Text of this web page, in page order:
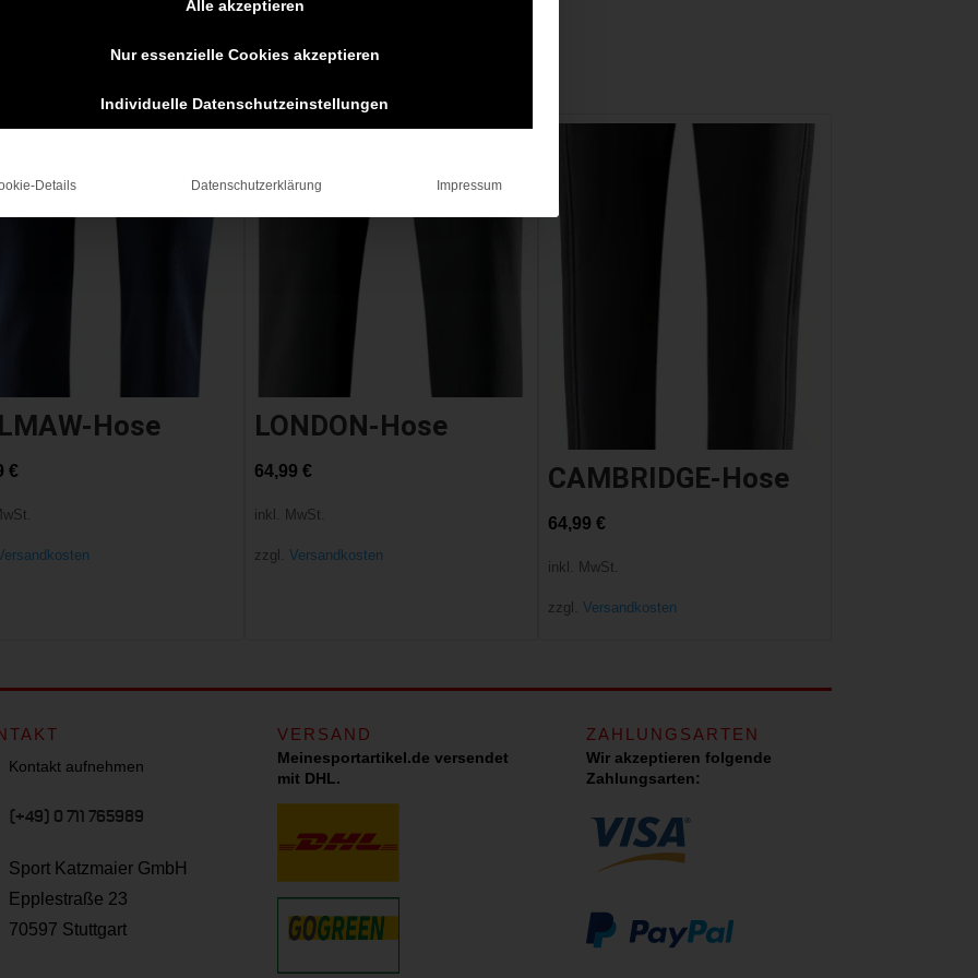
Hose
€
LONDON-Hose
64,99 €
inkl. MwSt.
zzgl. Versandkosten
CAMBRIDGE-Hose
64,99 €
inkl. MwSt.
zzgl. Versandkosten
Kontakt aufnehmen
(+49) 0 711 765989
Sport Katzmaier GmbH
Epplestraße 23
70597 Stuttgart
VERSAND
Meinesportartikel.de versendet
mit DHL.
ZAHLUNGSARTEN
Wir akzeptieren folgende
Zahlungsarten:
Alle akzeptieren
Nur essenzielle Cookies akzeptieren
Individuelle Datenschutzeinstellungen
Details Datenschutzerklärung Impressum